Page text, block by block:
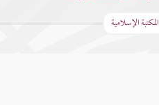
المكتبة الإسلامية